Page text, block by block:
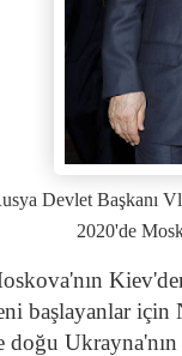
Devlet Başkanı
2020'de
başlayanlar için
doğu